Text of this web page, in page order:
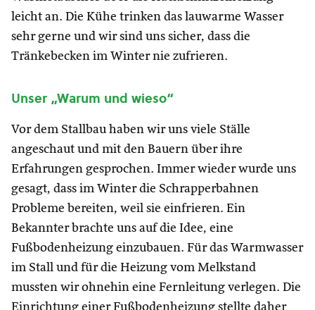
leicht an. Die Kühe trinken das lauwarme Wasser
sehr gerne und wir sind uns sicher, dass die
Tränkebecken im Winter nie zufrieren.
Unser „Warum und wieso“
Vor dem Stallbau haben wir uns viele Ställe
angeschaut und mit den Bauern über ihre
Erfahrungen gesprochen. Immer wieder wurde uns
gesagt, dass im Winter die Schrapperbahnen
Probleme bereiten, weil sie einfrieren. Ein
Bekannter brachte uns auf die Idee, eine
Fußbodenheizung einzubauen. Für das Warmwasser
im Stall und für die Heizung vom Melkstand
mussten wir ohnehin eine Fernleitung verlegen. Die
Einrichtung einer Fußbodenheizung stellte daher